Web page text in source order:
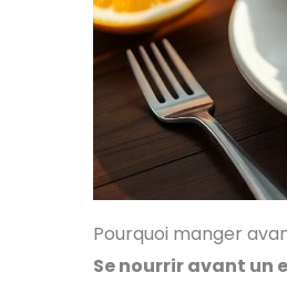
Pourquoi manger
Se nourrir avant un